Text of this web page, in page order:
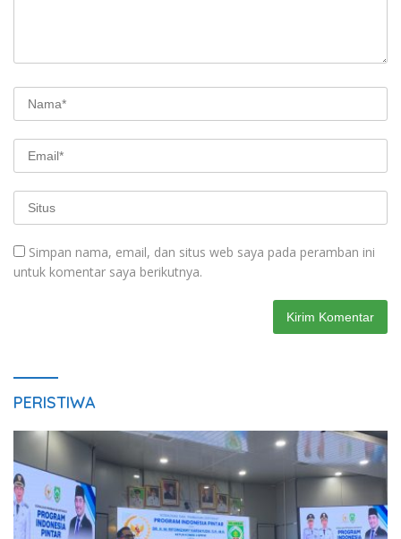
Simpan nama, email, dan situs web saya pada peramban ini
untuk komentar saya berikutnya.
PERISTIWA